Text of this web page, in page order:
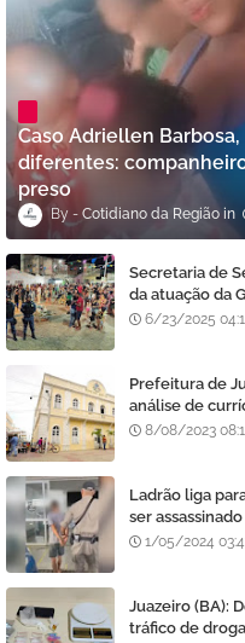
Caso Adriellen
diferentes:
preso
Cotidiano da Região
Secretaria de
da atuação da
6/23/2025
Prefeitura de
análise de
8/08/2023
Ladrão liga
ser
diz polícia
1/05/2024
Juazeiro (BA):
tráfico de